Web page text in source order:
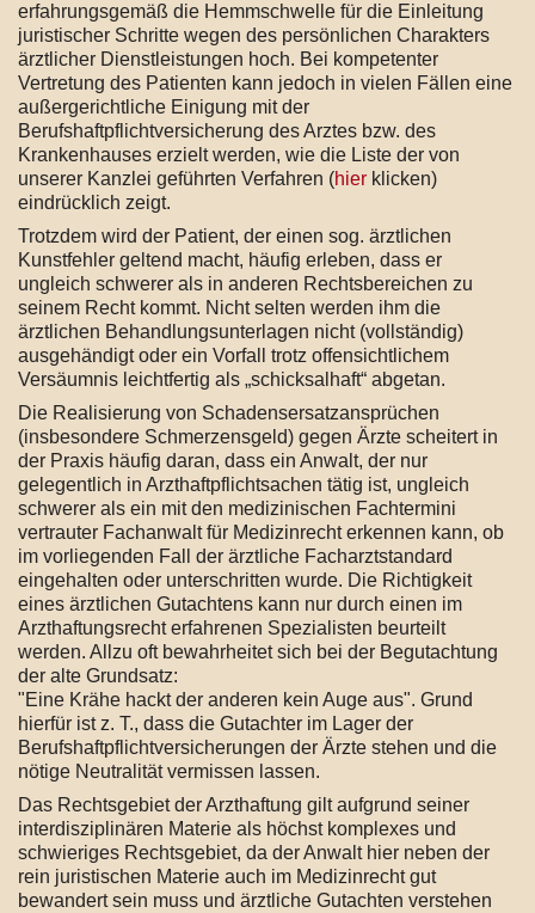
erfahrungsgemäß die Hemmschwelle für die Einleitung
juristischer Schritte wegen des persönlichen Charakters
ärztlicher Dienstleistungen hoch. Bei kompetenter
Vertretung des Patienten kann jedoch in vielen Fällen eine
außergerichtliche Einigung mit der
Berufshaftpflichtversicherung des Arztes bzw. des
Krankenhauses erzielt werden, wie die Liste der von
unserer Kanzlei geführten Verfahren (hier klicken)
eindrücklich zeigt.
Trotzdem wird der Patient, der einen sog. ärztlichen
Kunstfehler geltend macht, häufig erleben, dass er
ungleich schwerer als in anderen Rechtsbereichen zu
seinem Recht kommt. Nicht selten werden ihm die
ärztlichen Behandlungsunterlagen nicht (vollständig)
ausgehändigt oder ein Vorfall trotz offensichtlichem
Versäumnis leichtfertig als „schicksalhaft“ abgetan.
Die Realisierung von Schadensersatzansprüchen
(insbesondere Schmerzensgeld) gegen Ärzte scheitert in
der Praxis häufig daran, dass ein Anwalt, der nur
gelegentlich in Arzthaftpflichtsachen tätig ist, ungleich
schwerer als ein mit den medizinischen Fachtermini
vertrauter Fachanwalt für Medizinrecht erkennen kann, ob
im vorliegenden Fall der ärztliche Facharztstandard
eingehalten oder unterschritten wurde. Die Richtigkeit
eines ärztlichen Gutachtens kann nur durch einen im
Arzthaftungsrecht erfahrenen Spezialisten beurteilt
werden. Allzu oft bewahrheitet sich bei der Begutachtung
der alte Grundsatz:
"Eine Krähe hackt der anderen kein Auge aus". Grund
hierfür ist z. T., dass die Gutachter im Lager der
Berufshaftpflichtversicherungen der Ärzte stehen und die
nötige Neutralität vermissen lassen.
Das Rechtsgebiet der Arzthaftung gilt aufgrund seiner
interdisziplinären Materie als höchst komplexes und
schwieriges Rechtsgebiet, da der Anwalt hier neben der
rein juristischen Materie auch im Medizinrecht gut
bewandert sein muss und ärztliche Gutachten verstehen